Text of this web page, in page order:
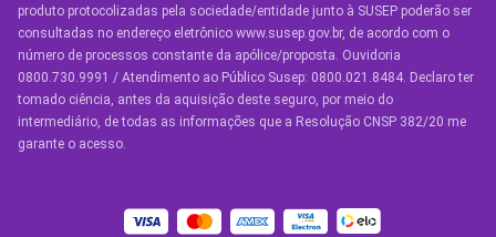
Seguro de Vida
Manual de Assistências
Condições Gerais
OUTROS SERVIÇOS
produto protocolizadas pela sociedade/entidade junto à SUSEP poderão ser
consultadas no endereço eletrônico www.susep.gov.br, de acordo com o
número de processos constante da apólice/proposta. Ouvidoria
0800.730.9991 / Atendimento ao Público Susep: 0800.021.8484. Declaro ter
tomado ciência, antes da aquisição deste seguro, por meio do
intermediário, de todas as informações que a Resolução CNSP 382/20 me
garante o acesso.